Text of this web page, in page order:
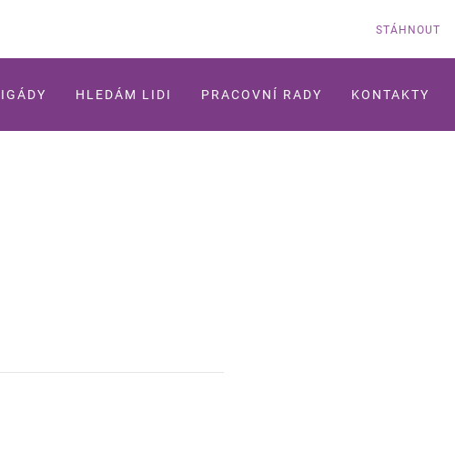
STÁHNOUT
HLEDÁM LIDI PRACOVNÍ RADY KONTAKTY